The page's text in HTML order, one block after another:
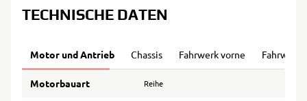
TECHNISCHE DATEN
Motor und Antrieb Chassis Fahrwerk vorne Fahrwerk
Motorbauart Reihe